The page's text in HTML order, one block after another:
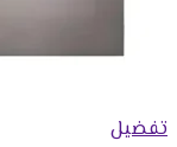
تفضيل